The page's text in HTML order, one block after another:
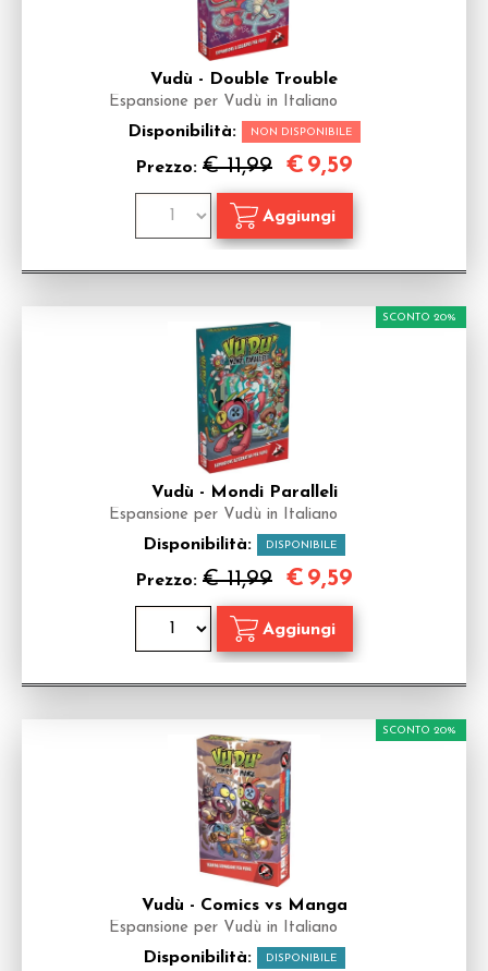
Vudù - Double Trouble
Espansione per Vudù in Italiano
Disponibilità: NON DISPONIBILE
Prezzo: € 11,99 € 9,59
Vudù - Mondi Paralleli
Espansione per Vudù in Italiano
Disponibilità: DISPONIBILE
Prezzo: € 11,99
SCONTO 20%
€ 9,59
Vudù - Comics vs Manga
Espansione per Vudù in Italiano
Disponibilità: DISPONIBILE
SCONTO 20%